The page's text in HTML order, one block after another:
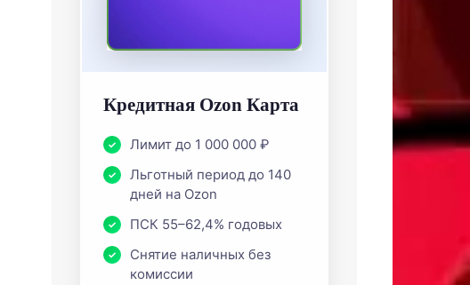
Кредитная Ozon Карта
Лимит до 1 000 000 ₽
Льготный период до 140
дней на Ozon
ПСК 55–62,4% годовых
Снятие наличных без
комиссии